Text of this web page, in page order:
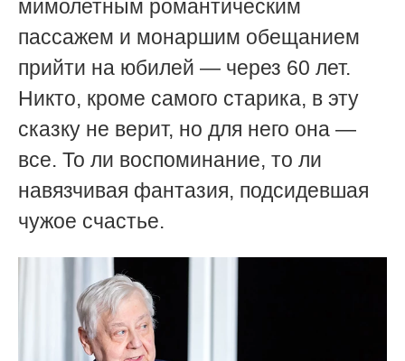
мимолетным романтическим
пассажем и монаршим обещанием
прийти на юбилей — через 60 лет.
Никто, кроме самого старика, в эту
сказку не верит, но для него она —
все. То ли воспоминание, то ли
навязчивая фантазия, подсидевшая
чужое счастье.